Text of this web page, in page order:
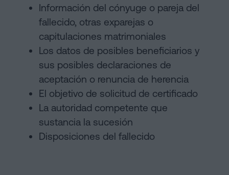
Información del cónyuge o pareja del
fallecido, otras exparejas o
capitulaciones matrimoniales
Los datos de posibles beneficiarios y
sus posibles declaraciones de
aceptación o renuncia de herencia
El objetivo de solicitud de certificado
La autoridad competente que
sustancia la sucesión
Disposiciones del fallecido